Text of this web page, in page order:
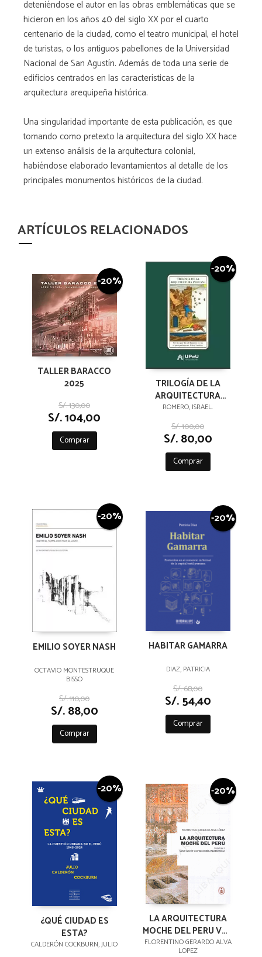
deteniéndose el autor en las obras emblemáticas que se
hicieron en los años 40 del siglo XX por el cuarto
centenario de la ciudad, como el teatro municipal, el hotel
de turistas, o los antiguos pabellones de la Universidad
Nacional de San Agustín. Además de toda una serie de
edificios centrados en las características de la
arquitectura arequipeña histórica.
Una singularidad importante de esta publicación, es que
tomando como pretexto la arquitectura del siglo XX hace
un extenso análisis de la arquitectura colonial,
habiéndose elaborado levantamientos al detalle de los
principales monumentos históricos de la ciudad.
ARTÍCULOS RELACIONADOS
-20%
TALLER BARACCO
2025
S/. 130,00
S/. 104,00
Comprar
-20%
TRILOGÍA DE LA
ARQUITECTURA
PERUANA
ROMERO, ISRAEL.
S/. 100,00
S/. 80,00
Comprar
-20%
EMILIO SOYER NASH
OCTAVIO MONTESTRUQUE
BISSO
S/. 110,00
S/. 88,00
Comprar
-20%
HABITAR GAMARRA
DIAZ, PATRICIA
S/. 68,00
S/. 54,40
Comprar
-20%
¿QUÉ CIUDAD ES
ESTA?
CALDERÓN COCKBURN, JULIO
-20%
LA ARQUITECTURA
MOCHE DEL PERU VOL
I
FLORENTINO GERARDO ALVA
LOPEZ